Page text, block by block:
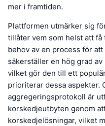
mer i framtiden.
Plattformen utmärker sig
tillåter vem som helst att
behov av en process för
säkerställer en hög grad
vilket gör den till ett
prioriterar dessa aspekter.
aggregeringsprotokoll är
korskedjeutbyten genom
korskedjelösningar, vilket